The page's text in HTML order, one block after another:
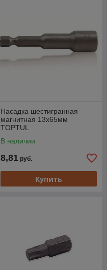
Насадка шестигранная
магнитная 13х65мм
TOPTUL
В наличии
8,81 руб.
Купить